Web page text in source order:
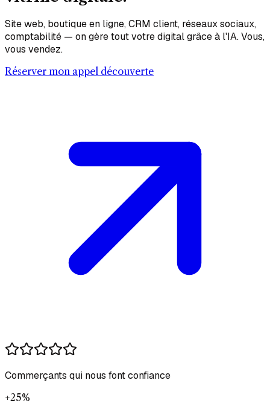
Site web, boutique en ligne, CRM client, réseaux sociaux,
comptabilité — on gère tout votre digital grâce à l'IA. Vous,
vous vendez.
Réserver mon appel découverte
Commerçants qui nous font confiance
+25%